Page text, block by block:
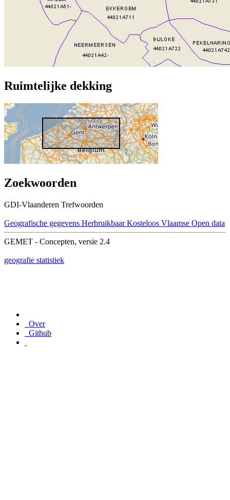
Ruimtelijke dekking
Zoekwoorden
GDI-Vlaanderen Trefwoorden
Geografische gegevens Herbruikbaar Kosteloos Vlaamse Open data
GEMET - Concepten, versie 2.4
geografie statistiek
Over
Github